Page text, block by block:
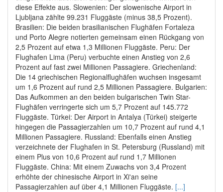
diese Effekte aus. Slowenien: Der slowenische Airport in
Ljubljana zählte 99.231 Fluggäste (minus 38,5 Prozent).
Brasilien: Die beiden brasilianischen Flughäfen Fortaleza
und Porto Alegre notierten gemeinsam einen Rückgang von
2,5 Prozent auf etwa 1,3 Millionen Fluggäste. Peru: Der
Flughafen Lima (Peru) verbuchte einen Anstieg von 2,6
Prozent auf fast zwei Millionen Passagiere. Griechenland:
Die 14 griechischen Regionalflughäfen wuchsen insgesamt
um 1,6 Prozent auf rund 2,5 Millionen Passagiere. Bulgarien:
Das Aufkommen an den beiden bulgarischen Twin Star-
Flughäfen verringerte sich um 5,7 Prozent auf 145.772
Fluggäste. Türkei: Der Airport in Antalya (Türkei) steigerte
hingegen die Passagierzahlen um 10,7 Prozent auf rund 4,1
Millionen Passagiere. Russland: Ebenfalls einen Anstieg
verzeichnete der Flughafen in St. Petersburg (Russland) mit
einem Plus von 10,6 Prozent auf rund 1,7 Millionen
Fluggäste. China: Mit einem Zuwachs von 3,4 Prozent
erhöhte der chinesische Airport in Xi'an seine
Passagierzahlen auf über 4,1 Millionen Fluggäste. [...]